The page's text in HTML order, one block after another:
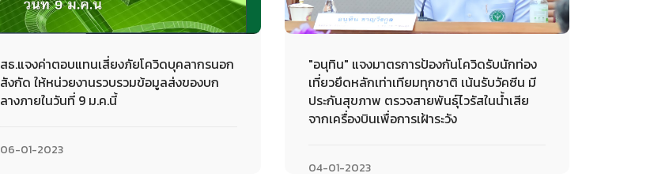
สธ.แจงค่าตอบแทนเสี่ยงภัยโควิดบุคลากรนอก
สังกัด ให้หน่วยงานรวบรวมข้อมูลส่งของบก
ลางภายในวันที่ 9 ม.ค.นี้
06-01-2023
"อนุทิน" แจงมาตรการป้องกันโควิดรับนักท่อง
เที่ยวยึดหลักเท่าเทียมทุกชาติ เน้นรับวัคซีน มี
ประกันสุขภาพ ตรวจสายพันธุ์ไวรัสในน้ำเสีย
จากเครื่องบินเพื่อการเฝ้าระวัง
04-01-2023